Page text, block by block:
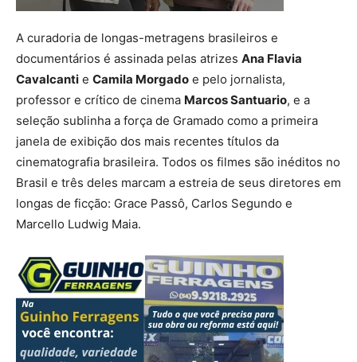
A curadoria de longas-metragens brasileiros e
documentários é assinada pelas atrizes Ana Flavia
Cavalcanti e Camila Morgado e pelo jornalista,
professor e crítico de cinema Marcos Santuario, e a
seleção sublinha a força de Gramado como a primeira
janela de exibição dos mais recentes títulos da
cinematografia brasileira. Todos os filmes são inéditos no
Brasil e três deles marcam a estreia de seus diretores em
longas de ficção: Grace Passô, Carlos Segundo e
Marcello Ludwig Maia.